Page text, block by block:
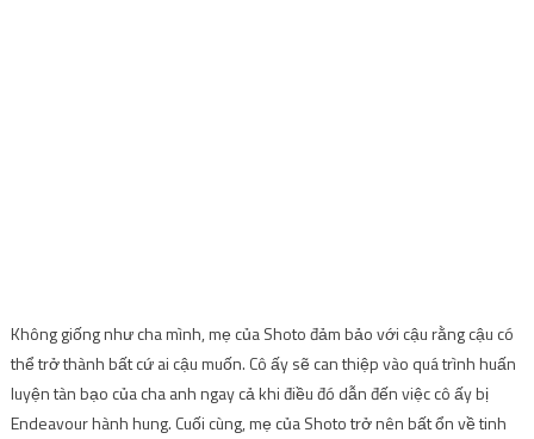
Không giống như cha mình, mẹ của Shoto đảm bảo với cậu rằng cậu có
thể trở thành bất cứ ai cậu muốn. Cô ấy sẽ can thiệp vào quá trình huấn
luyện tàn bạo của cha anh ngay cả khi điều đó dẫn đến việc cô ấy bị
Endeavour hành hung. Cuối cùng, mẹ của Shoto trở nên bất ổn về tinh